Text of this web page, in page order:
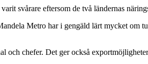
svårare eftersom de två ländernas
Metro har i gengäld lärt mycket om
och chefer. Det ger också